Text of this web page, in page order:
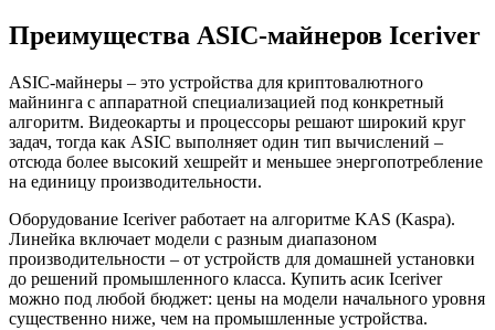
Преимущества ASIC-майнеров Iceriver
ASIC-майнеры – это устройства для криптовалютного
майнинга с аппаратной специализацией под конкретный
алгоритм. Видеокарты и процессоры решают широкий круг
задач, тогда как ASIC выполняет один тип вычислений –
отсюда более высокий хешрейт и меньшее энергопотребление
на единицу производительности.
Оборудование Iceriver работает на алгоритме KAS (Kaspa).
Линейка включает модели с разным диапазоном
производительности – от устройств для домашней установки
до решений промышленного класса. Купить асик Iceriver
можно под любой бюджет: цены на модели начального уровня
существенно ниже, чем на промышленные устройства.